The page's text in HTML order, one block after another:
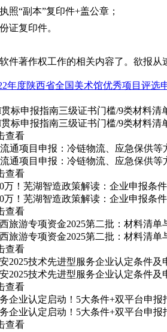
照“副本”复印件+盖公章；
证复印件。
件著作权工作的相关内容了。欲报
年度陕西省全国美术馆优秀项目评选
标申报指南三级证书门槛/9类材料清
标申报指南三级证书门槛/9类材料清
查看
通项目申报：冷链物流、应急保供等
通项目申报：冷链物流、应急保供等
查看
万！芜湖智造政策解读：企业申报条
万！芜湖智造政策解读：企业申报条
查看
旅游专项资金2025第二批：材料清单
旅游专项资金2025第二批：材料清单
查看
2025技术先进型服务企业认定条件及
2025技术先进型服务企业认定条件及
查看
企业认定启动！5大条件+双平台申报
企业认定启动！5大条件+双平台申报
查看